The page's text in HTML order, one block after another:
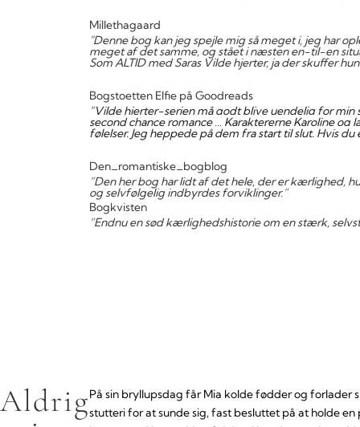
Millethagaard
"Denne bog kan jeg spejle mig så meget i, jeg har
meget af det samme, og stået i næsten en-til-en
Som ALTID med Saras Vilde hjerter, ja der skuffer
Bogstoetten Elfie på Goodreads
”Vilde hjerter-serien må godt blive uendelig for
second chance romance … Karaktererne Karoline
følelser. Jeg heppede på dem fra start til slut. Hvis
Den_romantiske_bogblog
”Den her bog har lidt af det hele, der er kærlighed,
og selvfølgelig indbyrdes forviklinger.”
Bogkvisten
”Endnu en sød kærlighedshistorie om en stærk,
AldrigPå sin bryllupsdag får Mia kolde fødder og
stutteri for at sunde sig, fast besluttet på at holde